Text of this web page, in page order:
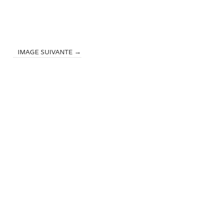
IMAGE SUIVANTE →